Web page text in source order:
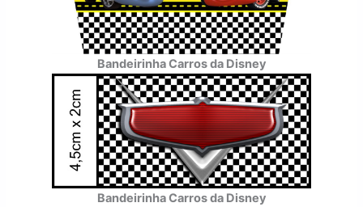
Bandeirinha Carros da Disney
Bandeirinha Carros da Disney